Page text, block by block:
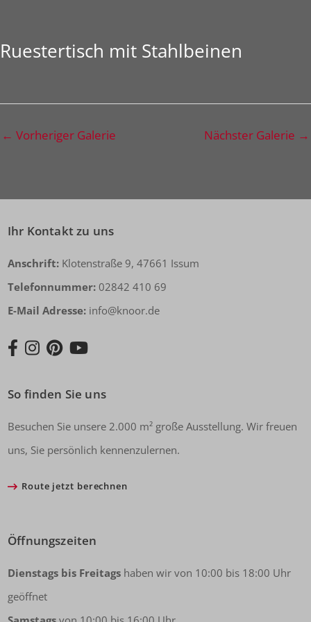
Ruestertisch mit Stahlbeinen
← Vorheriger Galerie Nächster Galerie →
Ihr Kontakt zu uns
Anschrift: Klotenstraße 9, 47661 Issum
Telefonnummer: 02842 410 69
E-Mail Adresse: info@knoor.de
So finden Sie uns
Besuchen Sie unsere 2.000 m² große Ausstellung. Wir freuen
uns, Sie persönlich kennenzulernen.
Route jetzt berechnen
Öffnungszeiten
Dienstags bis Freitags haben wir von 10:00 bis 18:00 Uhr
geöffnet